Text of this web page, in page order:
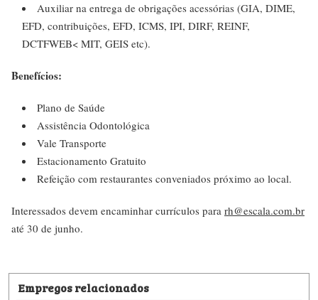
Auxiliar na entrega de obrigações acessórias (GIA, DIME,
EFD, contribuições, EFD, ICMS, IPI, DIRF, REINF,
DCTFWEB< MIT, GEIS etc).
Benefícios:
Plano de Saúde
Assistência Odontológica
Vale Transporte
Estacionamento Gratuito
Refeição com restaurantes conveniados próximo ao local.
Interessados devem encaminhar currículos para rh@escala.com.br
até 30 de junho.
Empregos relacionados